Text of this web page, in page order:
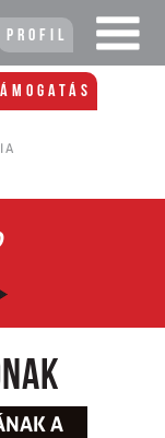
Profil
A